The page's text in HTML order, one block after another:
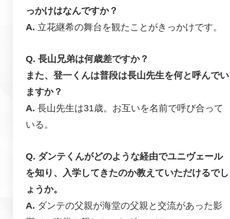
っかけはなんですか？
立花継希の舞台を観たことがきっかけです。
長山兄弟は何歳差ですか？
また、登一くんは普段は長山先生を何と呼んでい
ますか？
長山先生は31歳。お互いを名前で呼び合って
いる。
ダンテくんがどのような経由でユニヴェール
を知り、入学してきたのか教えていただけるでし
ょうか。
ダンテの父親が海堂の父親と交流があった影